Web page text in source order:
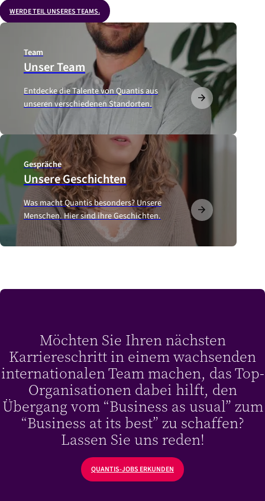
WERDE TEIL UNSERES TEAMS.
Team
Unser Team
Entdecke die Talente von Quantis aus
unseren verschiedenen Standorten.
Gespräche
Unsere Geschichten
Was macht Quantis besonders? Unsere
Menschen. Hier sind ihre Geschichten.
Möchten Sie Ihren nächsten
Karriereschritt in einem wachsenden
internationalen Team machen, das Top-
Organisationen dabei hilft, den
Übergang vom “Business as usual” zum
“Business at its best” zu schaffen?
Lassen Sie uns reden!
QUANTIS-JOBS ERKUNDEN